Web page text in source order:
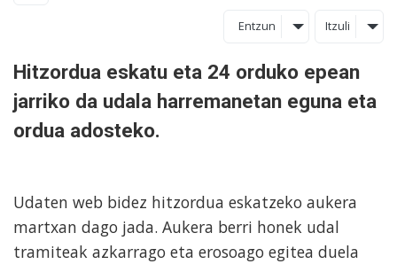
Entzun Itzuli
Hitzordua eskatu eta 24 orduko epean
jarriko da udala harremanetan eguna eta
ordua adosteko.
Udaten web bidez hitzordua eskatzeko aukera
martxan dago jada. Aukera berri honek udal
tramiteak azkarrago eta erosoago egitea duela